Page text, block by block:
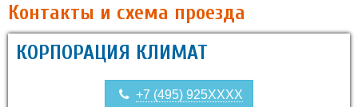
Контакты и схема проезда
КОРПОРАЦИЯ КЛИМАТ
+7 (495) 925XXXX